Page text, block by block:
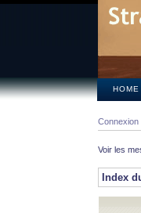
HOME
Connexion
Voir les
Index